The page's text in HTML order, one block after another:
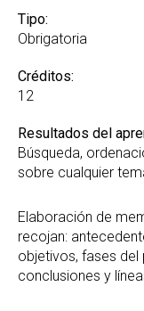
Tipo:
Obrigatoria
Créditos:
12
Resultados del
Búsqueda,
sobre cualquier
Elaboración de
recojan:
objetivos, fases
conclusiones y